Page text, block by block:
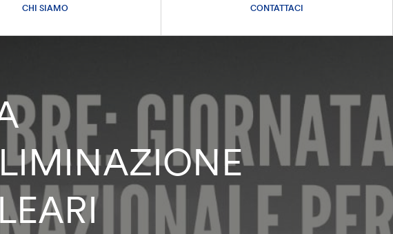
CHI SIAMO CONTATTACI